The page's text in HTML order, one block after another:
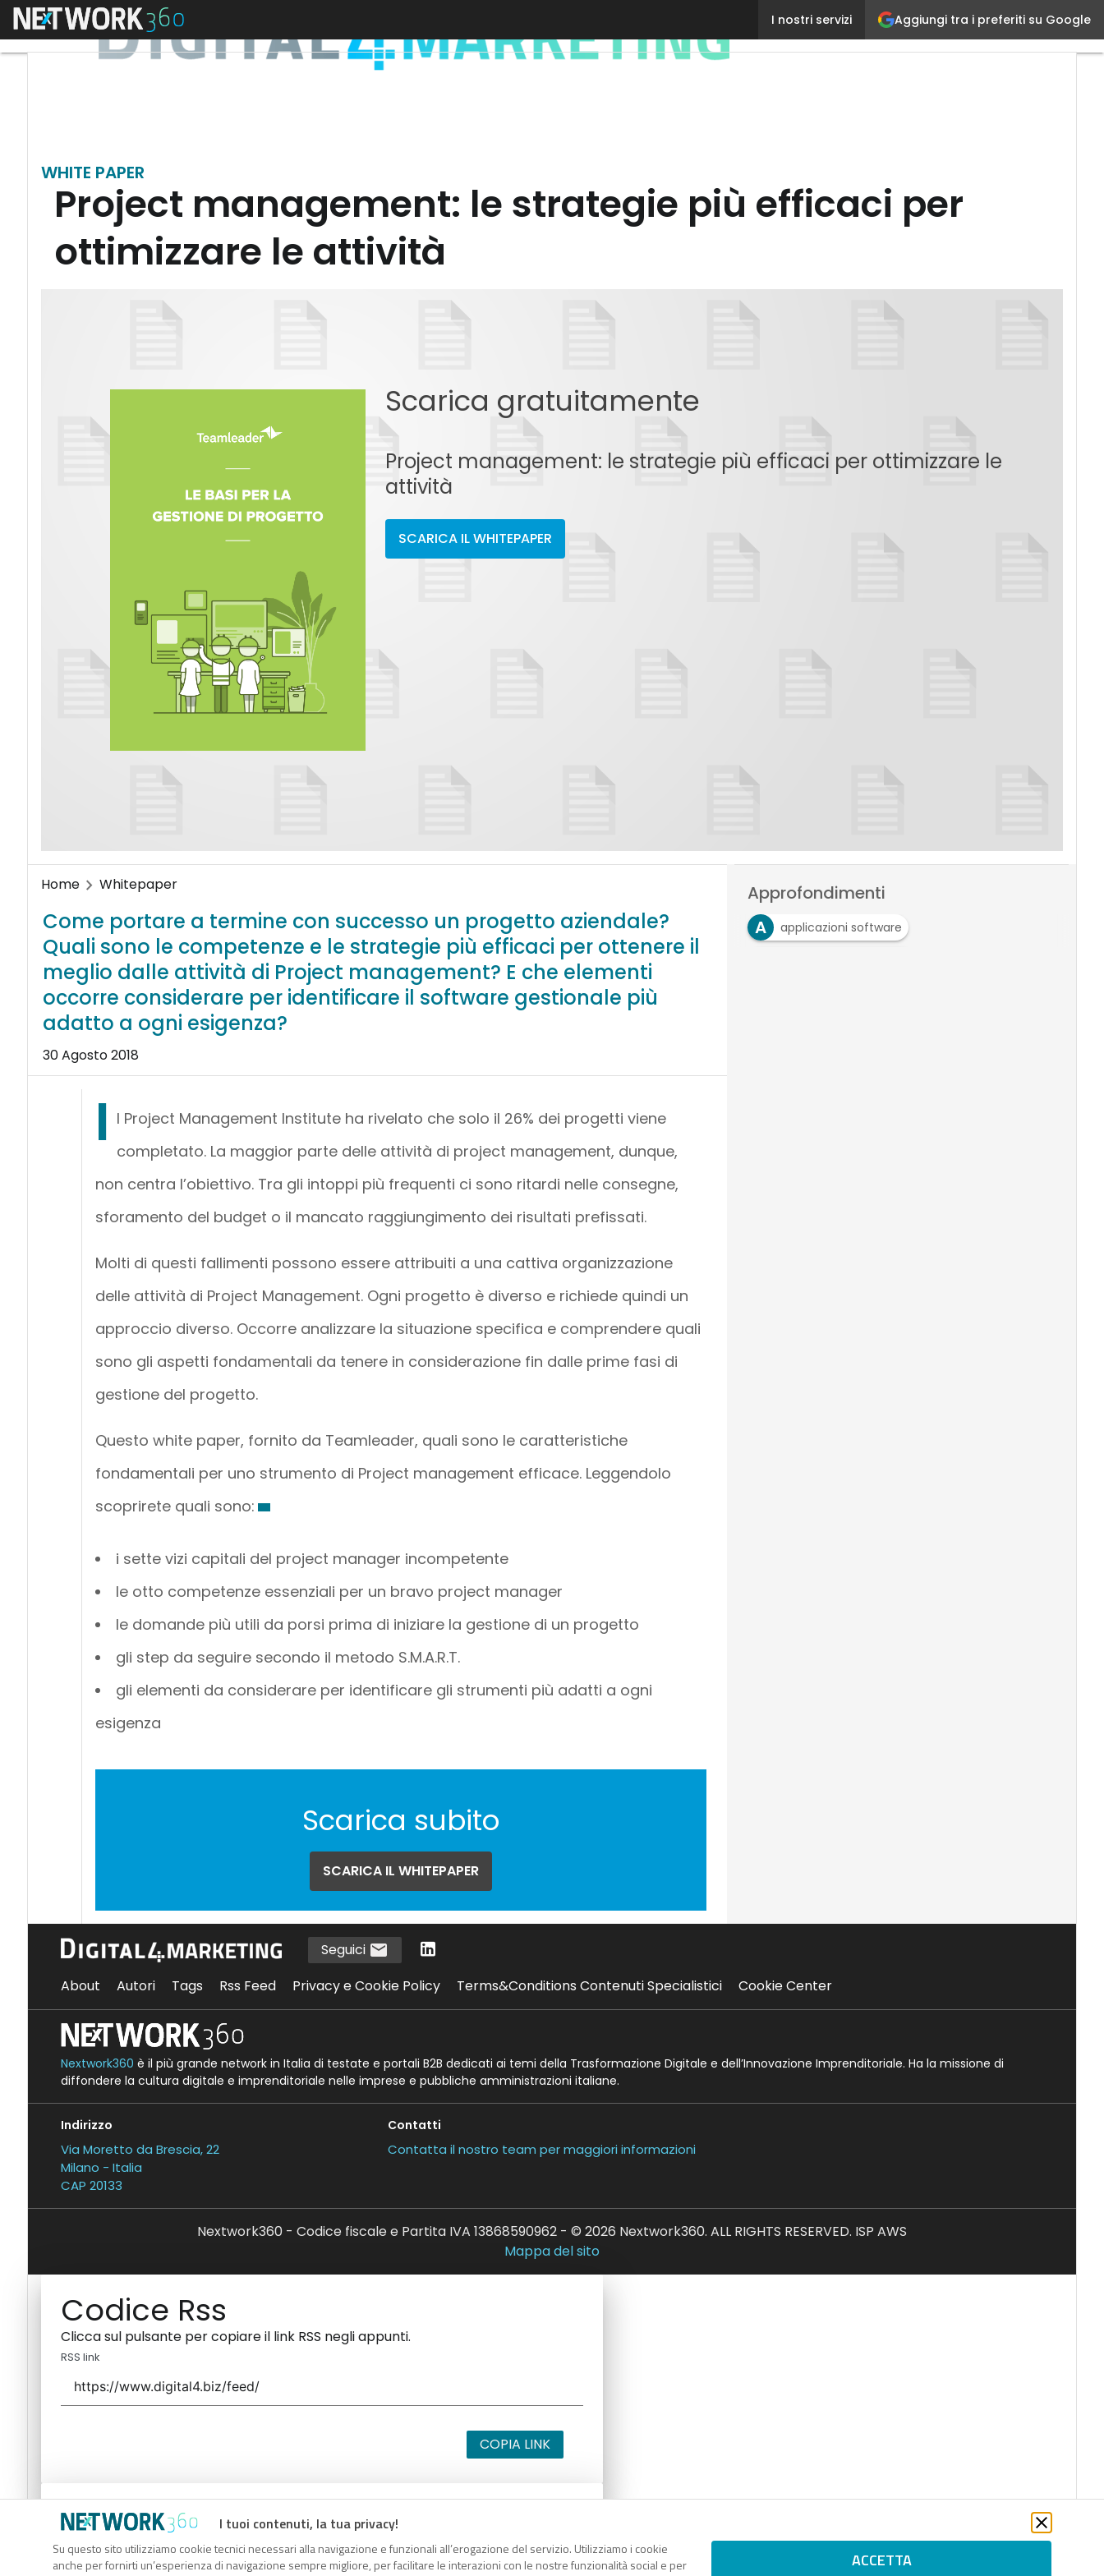
Aggiungi tra i preferiti su Google
I nostri servizi
Menu Project management: le strategie più efficaci per
WHITE PAPER
Project management: le strategie più efficaci per
ottimizzare le attività
Scarica gratuitamente
Project management: le strategie più efficaci per ottimizzare le
attività
SCARICA IL WHITEPAPER
Home Whitepaper
Come portare a termine con successo un progetto aziendale?
Quali sono le competenze e le strategie più efficaci per ottenere il
meglio dalle attività di Project management? E che elementi
occorre considerare per identificare il software gestionale più
adatto a ogni esigenza?
30 Agosto 2018
I l Project Management Institute ha rivelato che solo il 26% dei progetti viene
completato. La maggior parte delle attività di project management, dunque,
non centra l’obiettivo. Tra gli intoppi più frequenti ci sono ritardi nelle consegne,
sforamento del budget o il mancato raggiungimento dei risultati prefissati.
Molti di questi fallimenti possono essere attribuiti a una cattiva organizzazione
delle attività di Project Management. Ogni progetto è diverso e richiede quindi un
approccio diverso. Occorre analizzare la situazione specifica e comprendere quali
sono gli aspetti fondamentali da tenere in considerazione fin dalle prime fasi di
gestione del progetto.
Questo white paper, fornito da Teamleader, quali sono le caratteristiche
fondamentali per uno strumento di Project management efficace. Leggendolo
scoprirete quali sono:
i sette vizi capitali del project manager incompetente
le otto competenze essenziali per un bravo project manager
le domande più utili da porsi prima di iniziare la gestione di un progetto
gli step da seguire secondo il metodo S.M.A.R.T.
gli elementi da considerare per identificare gli strumenti più adatti a ogni
esigenza
Scarica subito
SCARICA IL WHITEPAPER
Approfondimenti
A
applicazioni software
I tuoi contenuti, la tua privacy!
Su questo sito utilizziamo cookie tecnici necessari alla navigazione e funzionali all’erogazione del servizio. Utilizziamo i cookie
anche per fornirti un’esperienza di navigazione sempre migliore, per facilitare le interazioni con le nostre funzionalità social e per
ACCETTA
Seguici
About
Autori Tags Rss Feed Privacy e Cookie Policy Terms&Conditions Contenuti Specialistici Cookie Center
Nextwork360 è il più grande network in Italia di testate e portali B2B dedicati ai temi della Trasformazione Digitale e dell’Innovazione Imprenditoriale. Ha la missione di
diffondere la cultura digitale e imprenditoriale nelle imprese e pubbliche amministrazioni italiane.
Indirizzo
Via Moretto da Brescia, 22
Milano - Italia
CAP 20133
Contatti
Contatta il nostro team per maggiori informazioni
Nextwork360 - Codice fiscale e Partita IVA 13868590962 - © 2026 Nextwork360. ALL RIGHTS RESERVED. ISP AWS
Mappa del sito
Codice Rss
Clicca sul pulsante per copiare il link RSS negli appunti.
RSS link
COPIA LINK
Codice Rss
Clicca sul pulsante per copiare il link RSS negli appunti.
RSS link